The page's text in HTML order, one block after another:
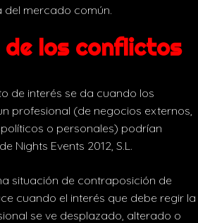
mercado común.
de los conflictos
de interés se da cuando los
profesional (de negocios externos,
o personales) podrían
Nights Events 2012, S.L.
situación de contraposición de
cuando el interés que debe regir la
se ve desplazado, alterado o